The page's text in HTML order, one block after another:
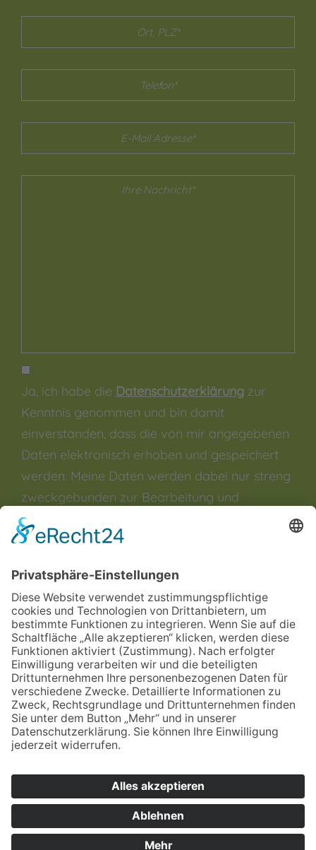
Ja, ich habe die Datenschutzerklärung zur
Kenntnis genommen und bin damit
einverstanden, dass die von mir angegebenen
Daten elektronisch erhoben und gespeichert
werden. Meine Daten werden dabei nur streng
zweckgebunden zur Bearbeitung und
Beantwortung meiner Anfrage genutzt. Sie
können sich auch direkt per Mail an unsere
Vornamen.Nachname@bsz2.de (Beispiel:
Franz Huber = franz.huber@bsz2.de). Unsere
Namen finden Sie unter "Lehrkräfte".
* Pflichtfelder
QUICKLINKS
Lehrkräfte